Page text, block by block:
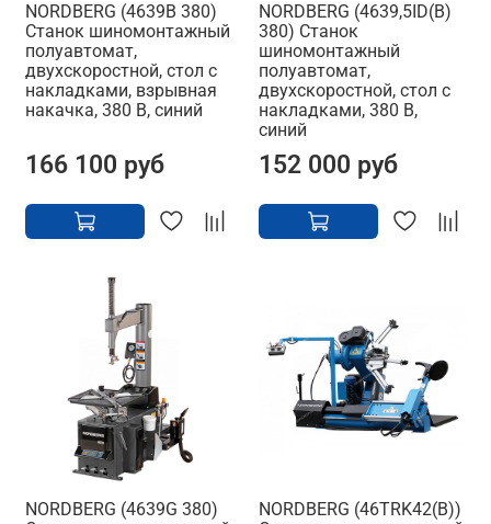
NORDBERG (4639B 380)
Станок шиномонтажный
полуавтомат,
двухскоростной, стол с
накладками, взрывная
накачка, 380 В, синий
166 100 руб
NORDBERG (4639,5ID(B)
380) Станок
шиномонтажный
полуавтомат,
двухскоростной, стол с
накладками, 380 В,
синий
152 000 руб
NORDBERG (4639G 380)
NORDBERG (46TRK42(B))